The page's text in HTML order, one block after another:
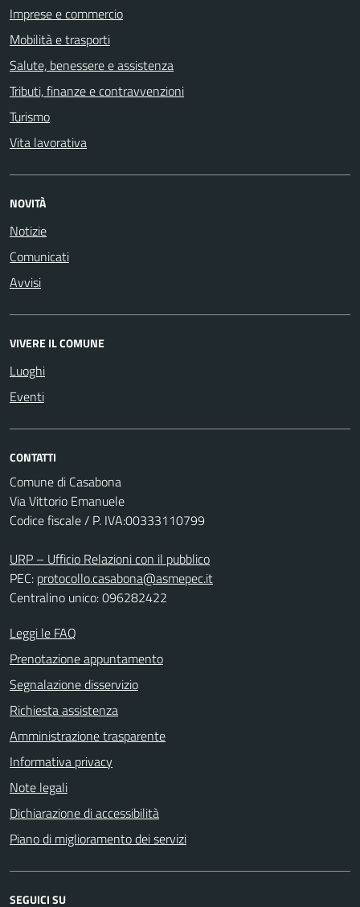
Imprese e commercio
Mobilità e trasporti
Salute, benessere e assistenza
Tributi, finanze e contravvenzioni
Turismo
Vita lavorativa
NOVITÀ
Notizie
Comunicati
Avvisi
VIVERE IL COMUNE
Luoghi
Eventi
CONTATTI
Comune di Casabona
Via Vittorio Emanuele
Codice fiscale / P. IVA:00333110799
URP – Ufficio Relazioni con il pubblico
PEC: protocollo.casabona@asmepec.it
Centralino unico: 096282422
Leggi le FAQ
Prenotazione appuntamento
Segnalazione disservizio
Richiesta assistenza
Amministrazione trasparente
Informativa privacy
Note legali
Dichiarazione di accessibilità
Piano di miglioramento dei servizi
SEGUICI SU